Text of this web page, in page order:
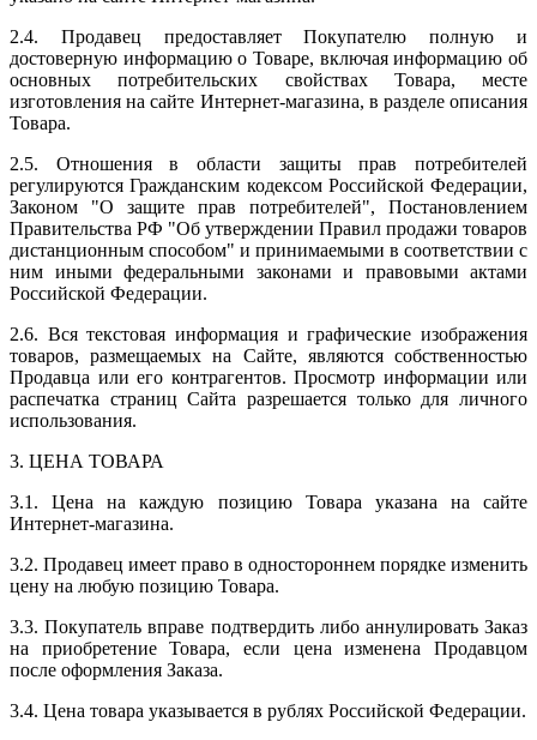
2.4. Продавец предоставляет Покупателю полную и
достоверную информацию о Товаре, включая информацию об
основных потребительских свойствах Товара, месте
изготовления на сайте Интернет-магазина, в разделе описания
Товара.
2.5. Отношения в области защиты прав потребителей
регулируются Гражданским кодексом Российской Федерации,
Законом "О защите прав потребителей", Постановлением
Правительства РФ "Об утверждении Правил продажи товаров
дистанционным способом" и принимаемыми в соответствии с
ним иными федеральными законами и правовыми актами
Российской Федерации.
2.6. Вся текстовая информация и графические изображения
товаров, размещаемых на Сайте, являются собственностью
Продавца или его контрагентов. Просмотр информации или
распечатка страниц Сайта разрешается только для личного
использования.
3. ЦЕНА ТОВАРА
3.1. Цена на каждую позицию Товара указана на сайте
Интернет-магазина.
3.2. Продавец имеет право в одностороннем порядке изменить
цену на любую позицию Товара.
3.3. Покупатель вправе подтвердить либо аннулировать Заказ
на приобретение Товара, если цена изменена Продавцом
после оформления Заказа.
3.4. Цена товара указывается в рублях Российской Федерации.